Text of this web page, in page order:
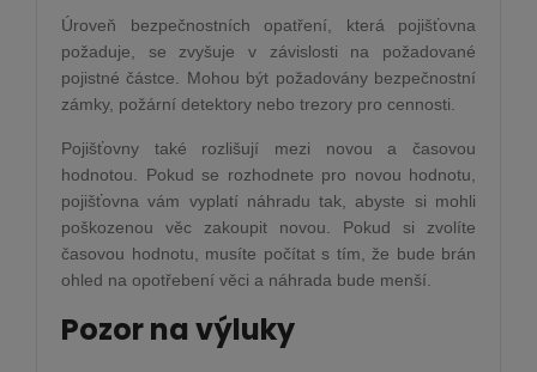
Úroveň bezpečnostních opatření, která pojišťovna
požaduje, se zvyšuje v závislosti na požadované
pojistné částce. Mohou být požadovány bezpečnostní
zámky, požární detektory nebo trezory pro cennosti.
Pojišťovny také rozlišují mezi novou a časovou
hodnotou. Pokud se rozhodnete pro novou hodnotu,
pojišťovna vám vyplatí náhradu tak, abyste si mohli
poškozenou věc zakoupit novou. Pokud si zvolíte
časovou hodnotu, musíte počítat s tím, že bude brán
ohled na opotřebení věci a náhrada bude menší.
Pozor na výluky